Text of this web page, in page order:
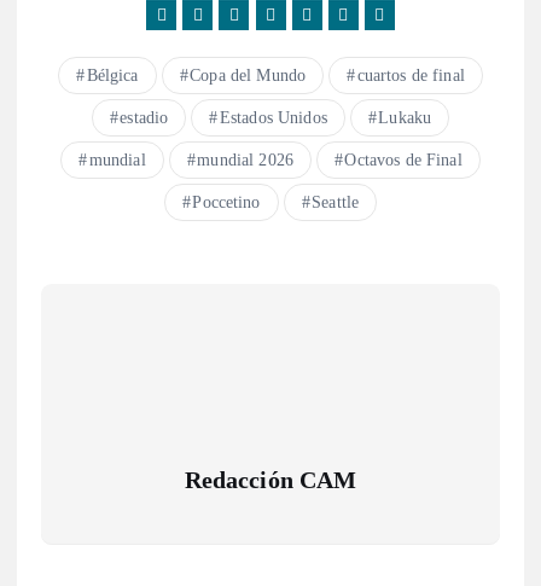
Bélgica Copa del Mundo cuartos de final
estadio Estados Unidos Lukaku
mundial mundial 2026 Octavos de Final
Poccetino Seattle
Redacción CAM